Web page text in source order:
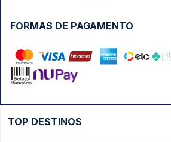
FORMAS DE PAGAMENTO
TOP DESTINOS